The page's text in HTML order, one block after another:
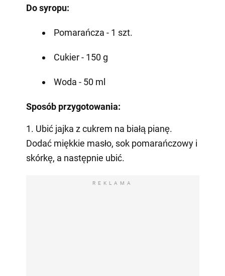
Do syropu:
Pomarańcza - 1 szt.
Cukier - 150 g
Woda - 50 ml
Sposób przygotowania:
1. Ubić jajka z cukrem na białą pianę.
Dodać miękkie masło, sok pomarańczowy i
skórkę, a następnie ubić.
REKLAMA